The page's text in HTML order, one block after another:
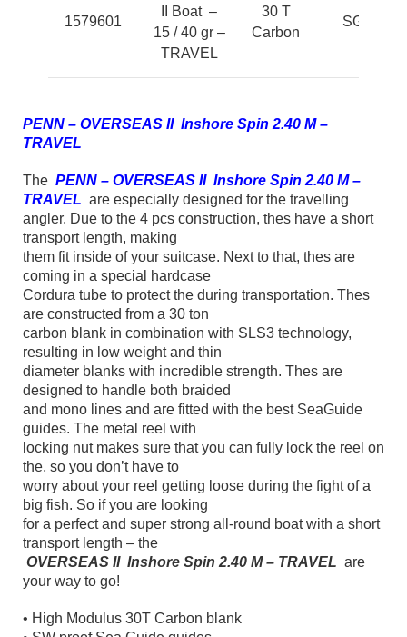
1579601
II Boat –
15 / 40 gr –
TRAVEL
30 T
Carbon
SG SIC
PENN – OVERSEAS ΙΙ Inshore Spin 2.40 M –
TRAVEL
The PENN – OVERSEAS ΙΙ Inshore Spin 2.40 M –
TRAVEL are especially designed for the travelling
angler. Due to the 4 pcs construction, thes have a short
transport length, making
them fit inside of your suitcase. Next to that, thes are
coming in a special hardcase
Cordura tube to protect the during transportation. Thes
are constructed from a 30 ton
carbon blank in combination with SLS3 technology,
resulting in low weight and thin
diameter blanks with incredible strength. Thes are
designed to handle both braided
and mono lines and are fitted with the best SeaGuide
guides. The metal reel with
locking nut makes sure that you can fully lock the reel on
the, so you don’t have to
worry about your reel getting loose during the fight of a
big fish. So if you are looking
for a perfect and super strong all-round boat with a short
transport length – the
OVERSEAS ΙΙ Inshore Spin 2.40 M – TRAVEL are
your way to go!
• High Modulus 30T Carbon blank